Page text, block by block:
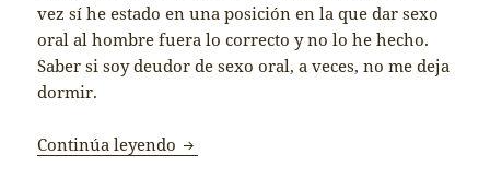
vez sí he estado en una posición en la que dar sexo
oral al hombre fuera lo correcto y no lo he hecho.
Saber si soy deudor de sexo oral, a veces, no me deja
dormir.
Continúa leyendo En pocos días va a reventar